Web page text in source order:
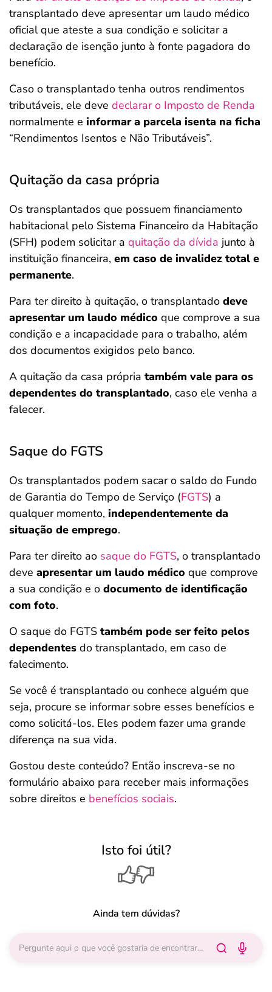
transplantado deve apresentar um laudo médico
oficial que ateste a sua condição e solicitar a
declaração de isenção junto à fonte pagadora do
benefício.
Caso o transplantado tenha outros rendimentos
tributáveis, ele deve declarar o Imposto de Renda
normalmente e informar a parcela isenta na ficha
“Rendimentos Isentos e Não Tributáveis”.
Quitação da casa própria
Os transplantados que possuem financiamento
habitacional pelo Sistema Financeiro da Habitação
(SFH) podem solicitar a quitação da dívida junto à
instituição financeira, em caso de invalidez total e
permanente.
Para ter direito à quitação, o transplantado deve
apresentar um laudo médico que comprove a sua
condição e a incapacidade para o trabalho, além
dos documentos exigidos pelo banco.
A quitação da casa própria também vale para os
dependentes do transplantado, caso ele venha a
falecer.
Saque do FGTS
Os transplantados podem sacar o saldo do Fundo
de Garantia do Tempo de Serviço (FGTS) a
qualquer momento, independentemente da
situação de emprego.
Para ter direito ao saque do FGTS, o transplantado
deve apresentar um laudo médico que comprove
a sua condição e o documento de identificação
com foto.
O saque do FGTS também pode ser feito pelos
dependentes do transplantado, em caso de
falecimento.
Se você é transplantado ou conhece alguém que
seja, procure se informar sobre esses benefícios e
como solicitá-los. Eles podem fazer uma grande
diferença na sua vida.
Gostou deste conteúdo? Então inscreva-se no
formulário abaixo para receber mais informações
sobre direitos e benefícios sociais.
Isto foi útil?
Ainda tem dúvidas?